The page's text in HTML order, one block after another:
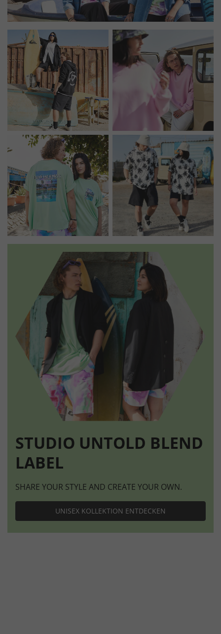
STUDIO UNTOLD BLEND
LABEL
SHARE YOUR STYLE AND CREATE YOUR OWN.
UNISEX KOLLEKTION ENTDECKEN